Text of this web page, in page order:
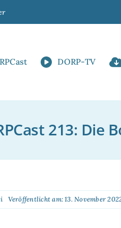
DORP-TV
213: Die
Veröffentlicht am: 13. November